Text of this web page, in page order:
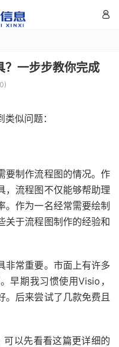

？一步步教你完成
0)
似问题：
要制作流程图的情况。作
，流程图不仅能够帮助理
。作为一名经常需要绘制
关于流程图制作的经验和
非常重要。市面上有许多
早期我习惯使用Visio，
。后来尝试了几款免费且
可以先看看这篇更详细的